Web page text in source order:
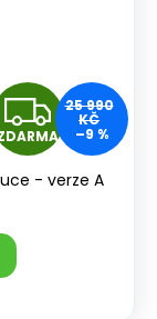
Z
D
25 990
KČ
–9 %
- verze A